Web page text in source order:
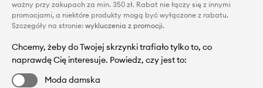
ważny przy zakupach za min. 350 zł. Rabat nie łączy się z innymi
promocjami, a niektóre produkty mogą być wyłączone z rabatu.
Szczegóły na stronie: wykluczenia z promocji.
Chcemy, żeby do Twojej skrzynki trafiało tylko to, co
naprawdę Cię interesuje. Powiedz, czy jest to:
Moda damska